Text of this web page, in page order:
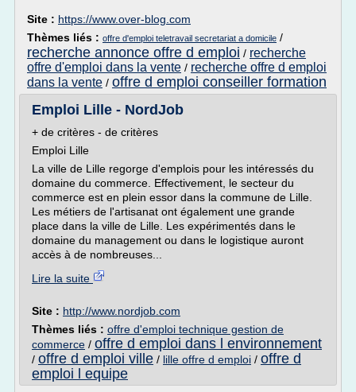
Site : https://www.over-blog.com
Thèmes liés : offre d'emploi teletravail secretariat a domicile /
recherche annonce offre d emploi / recherche
offre d'emploi dans la vente / recherche offre d emploi
dans la vente / offre d emploi conseiller formation
Emploi Lille - NordJob
+ de critères - de critères
Emploi Lille
La ville de Lille regorge d'emplois pour les intéressés du
domaine du commerce. Effectivement, le secteur du
commerce est en plein essor dans la commune de Lille.
Les métiers de l'artisanat ont également une grande
place dans la ville de Lille. Les expérimentés dans le
domaine du management ou dans le logistique auront
accès à de nombreuses...
Lire la suite
Site : http://www.nordjob.com
Thèmes liés : offre d'emploi technique gestion de
commerce / offre d emploi dans l environnement
/ offre d emploi ville / lille offre d emploi / offre d
emploi l equipe